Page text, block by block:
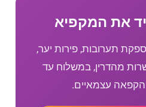
את המקפיא
תערובות, פירות יער,
מהדרין, במשלוח עד
הקפאה עצמאיים.